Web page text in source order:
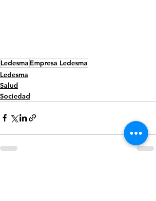
Ledesma Empresa Ledesma
Ledesma
Salud
Sociedad